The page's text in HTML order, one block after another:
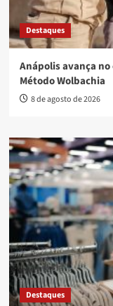
Destaques
Anápolis avança
Método Wolbachia
8 de agosto de 2026
Destaques